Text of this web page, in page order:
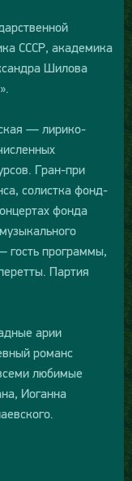
СССР, академика
Шилова
— лирико-
Гран-при
солистка фонд­
фонда
гость программы,
Партия
арии
романс
любимые
Иоганна